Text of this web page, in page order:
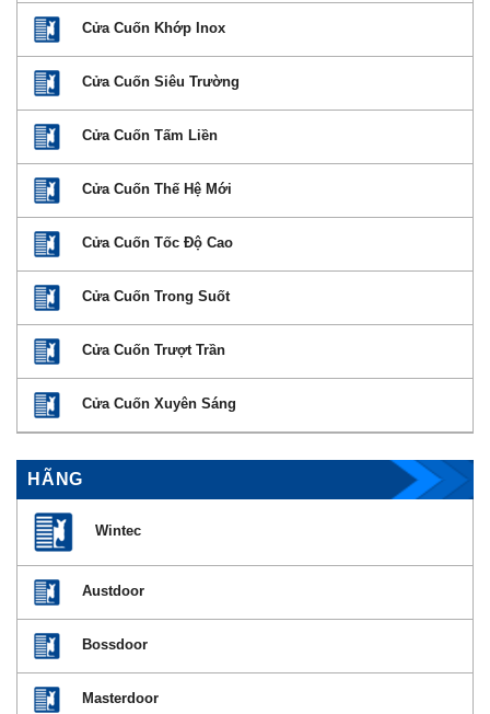
Cửa Cuốn Khớp Inox
Cửa Cuốn Siêu Trường
Cửa Cuốn Tấm Liền
Cửa Cuốn Thế Hệ Mới
Cửa Cuốn Tốc Độ Cao
Cửa Cuốn Trong Suốt
Cửa Cuốn Trượt Trần
Cửa Cuốn Xuyên Sáng
HÃNG
Wintec
Austdoor
Bossdoor
Masterdoor